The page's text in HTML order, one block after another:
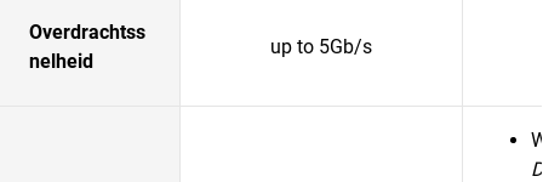
Overdrachtss
nelheid
up to 5Gb/s